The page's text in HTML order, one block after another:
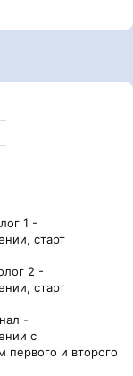
1 -
старт
2 -
старт
-
с
первого и второго